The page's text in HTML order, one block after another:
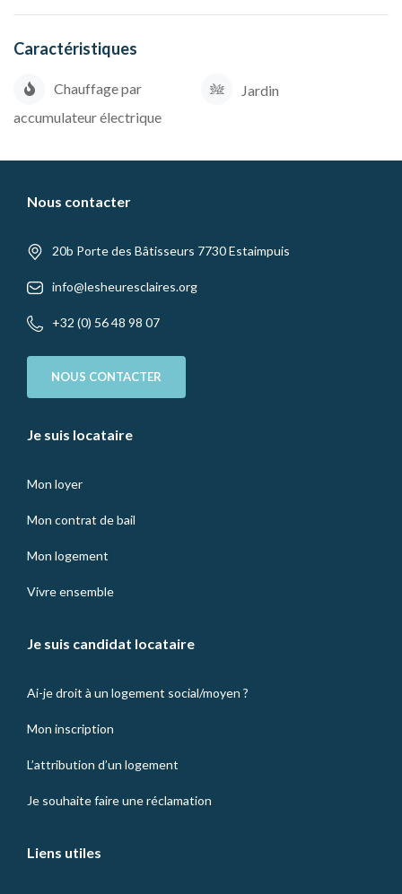
Caractéristiques
Chauffage par
accumulateur électrique
Jardin
Nous contacter
20b Porte des Bâtisseurs 7730 Estaimpuis
info@lesheuresclaires.org
+32 (0) 56 48 98 07
NOUS CONTACTER
Je suis locataire
Mon loyer
Mon contrat de bail
Mon logement
Vivre ensemble
Je suis candidat locataire
Ai-je droit à un logement social/moyen ?
Mon inscription
L’attribution d’un logement
Je souhaite faire une réclamation
Liens utiles